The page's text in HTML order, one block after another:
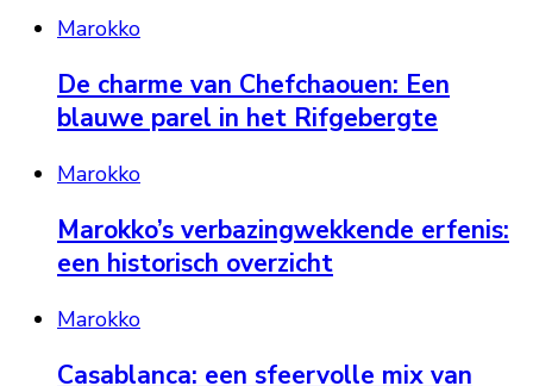
Marokko
De charme van Chefchaouen: Een
blauwe parel in het Rifgebergte
Marokko
Marokko’s verbazingwekkende erfenis:
een historisch overzicht
Marokko
Casablanca: een sfeervolle mix van